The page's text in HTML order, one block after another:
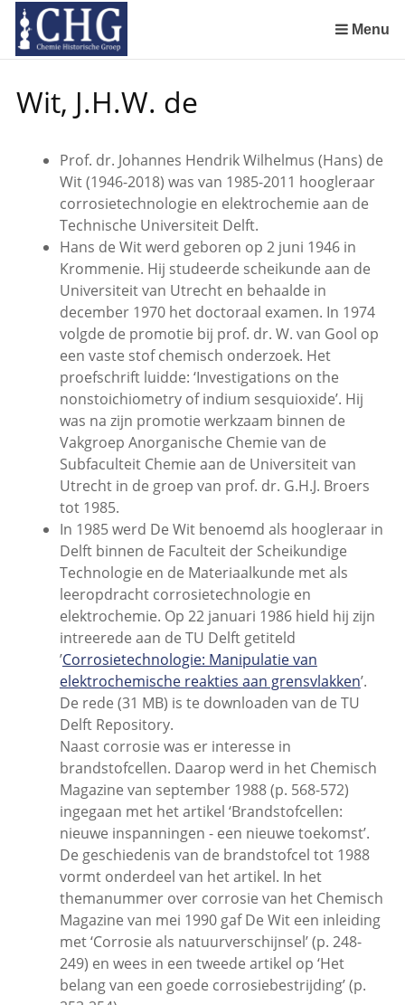
links
over
naar
de
Spring
naar
het
menu
Menu
Wit, J.H.W. de
Prof. dr. Johannes Hendrik Wilhelmus (Hans) de
Wit (1946-2018) was van 1985-2011 hoogleraar
corrosietechnologie en elektrochemie aan de
Technische Universiteit Delft.
Hans de Wit werd geboren op 2 juni 1946 in
Krommenie. Hij studeerde scheikunde aan de
Universiteit van Utrecht en behaalde in
december 1970 het doctoraal examen. In 1974
volgde de promotie bij prof. dr. W. van Gool op
een vaste stof chemisch onderzoek. Het
proefschrift luidde: ‘Investigations on the
nonstoichiometry of indium sesquioxide’. Hij
was na zijn promotie werkzaam binnen de
Vakgroep Anorganische Chemie van de
Subfaculteit Chemie aan de Universiteit van
Utrecht in de groep van prof. dr. G.H.J. Broers
tot 1985.
In 1985 werd De Wit benoemd als hoogleraar in
Delft binnen de Faculteit der Scheikundige
Technologie en de Materiaalkunde met als
leeropdracht corrosietechnologie en
elektrochemie. Op 22 januari 1986 hield hij zijn
intreerede aan de TU Delft getiteld
’Corrosietechnologie: Manipulatie van
elektrochemische reakties aan grensvlakken’.
De rede (31 MB) is te downloaden van de TU
Delft Repository.
Naast corrosie was er interesse in
brandstofcellen. Daarop werd in het Chemisch
Magazine van september 1988 (p. 568-572)
ingegaan met het artikel ‘Brandstofcellen:
nieuwe inspanningen - een nieuwe toekomst’.
De geschiedenis van de brandstofcel tot 1988
vormt onderdeel van het artikel. In het
themanummer over corrosie van het Chemisch
Magazine van mei 1990 gaf De Wit een inleiding
met ‘Corrosie als natuurverschijnsel’ (p. 248-
249) en wees in een tweede artikel op ‘Het
belang van een goede corrosiebestrijding’ (p.